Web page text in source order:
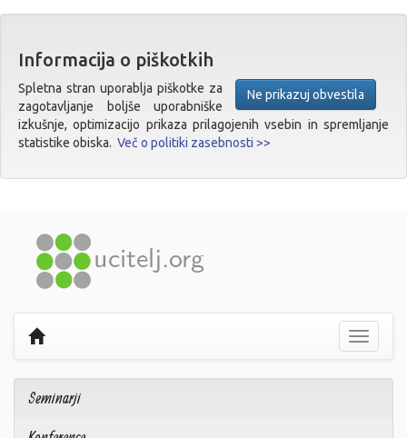
Informacija o piškotkih
Ne prikazuj obvestila
Spletna stran uporablja piškotke za
zagotavljanje boljše uporabniške
izkušnje, optimizacijo prikaza prilagojenih vsebin in spremljanje
statistike obiska. Več o politiki zasebnosti >>
Prikaži
Seminarji